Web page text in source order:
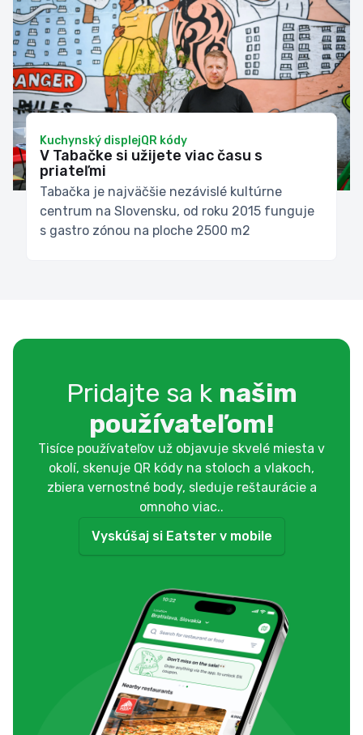
Kuchynský displejQR kódy
V Tabačke si užijete viac času s
priateľmi
Tabačka je najväčšie nezávislé kultúrne
centrum na Slovensku, od roku 2015 funguje
s gastro zónou na ploche 2500 m2
Pridajte sa k našim
používateľom!
Tisíce používateľov už objavuje skvelé miesta v
okolí, skenuje QR kódy na stoloch a vlakoch,
zbiera vernostné body, sleduje reštaurácie a
omnoho viac..
Vyskúšaj si Eatster v mobile